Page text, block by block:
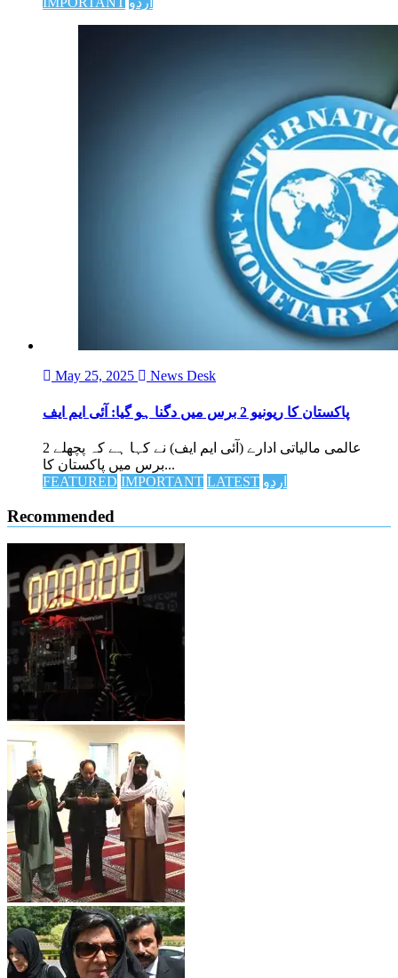
May 25, 2025 News Desk
پاکستان کا ریونیو 2 برس میں دگنا ہو گیا: آئی ایم ایف
عالمی مالیاتی ادارے (آئی ایم ایف) نے کہا ہے کہ پچھلے 2
برس میں پاکستان کا...
FEATURED IMPORTANT LATEST اردو
Recommended